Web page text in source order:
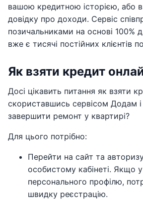
вашою кредитною історією, або
довідку про доходи. Сервіс
позичальниками на основі 100%
вже є тисячі постійних клієнтів
Як взяти кредит
Досі цікавить питання як взяти
скориставшись сервісом Додам і
завершити ремонт у квартирі?
Для цього потрібно:
Перейти на сайт та
особистому кабінеті. Якщо
персонального профілю,
швидку реєстрацію.